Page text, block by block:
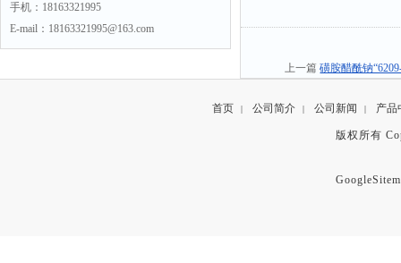
手机：18163321995
E-mail：18163321995@163.com
上一篇磺胺醋酰钠
首页 | 公司简介 | 公司新闻 | 产品
版权所有